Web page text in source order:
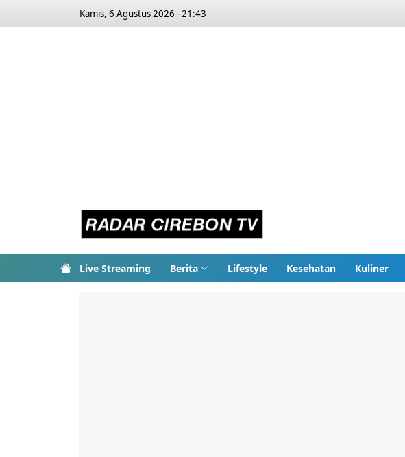
Kamis, 6 Agustus 2026 - 21:43
Live Streaming Berita Lifestyle Kesehatan Kuliner